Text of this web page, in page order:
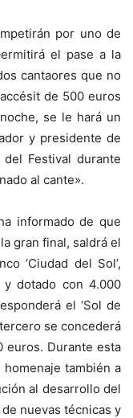
por uno de
el pase a la
cantaores que no
de 500 euros
se le hará un
y presidente de
del Festival durante
al cante».
informado de que
gran final, saldrá el
‘Ciudad del Sol’,
y dotado con 4.000
el ‘Sol de
se concederá
euros. Durante esta
también a
al desarrollo del
nuevas técnicas y